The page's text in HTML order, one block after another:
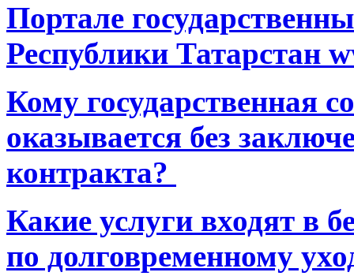
Портале
Республики Татарстан
Кому государственная
оказывается без
контракта?
Какие услуги входят в
по долговременному